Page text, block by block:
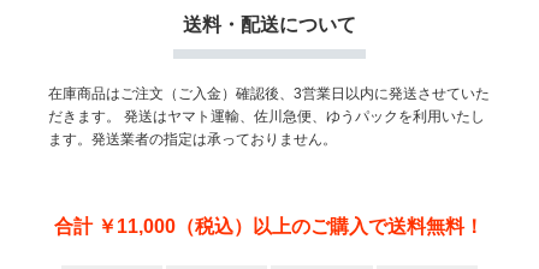
送料・配送について
在庫商品はご注文（ご入金）確認後、3営業日以内に発送させていた
だきます。
発送はヤマト運輸、佐川急便、ゆうパックを利用いたし
ます。発送業者の指定は承っておりません。
合計 ￥11,000（税込）以上のご購入で送料無料！